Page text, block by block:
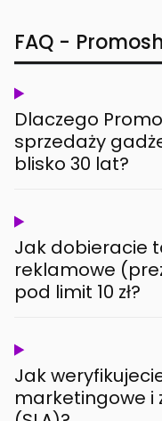
FAQ -
Dlaczego
sprzedaży
blisko 30 lat?
Jak dobieracie
reklamowe
pod limit 10 zł?
Jak
marketingowe i